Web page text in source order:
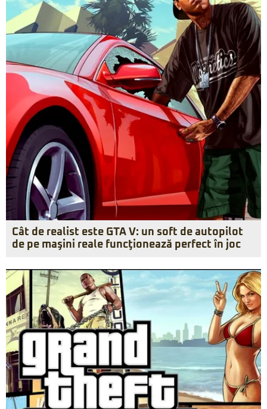
Cât de realist este GTA V: un soft de autopilot
de pe maşini reale funcţionează perfect în joc